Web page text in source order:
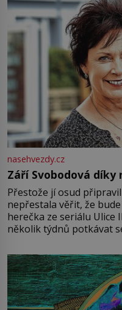
nasehvezdy.cz
Září Svobodová díky
Přestože jí osud
nepřestala věřit, že bude znovu
herečka ze seriálu Ulice
několik týdnů potkávat